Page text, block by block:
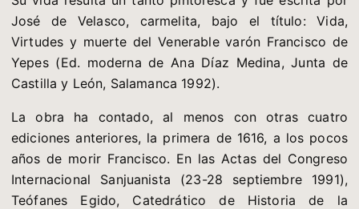
José de Velasco, carmelita, bajo el título: Vida,
Virtudes y muerte del Venerable varón Francisco de
Yepes (Ed. moderna de Ana Díaz Medina, Junta de
Castilla y León, Salamanca 1992).
La obra ha contado, al menos con otras cuatro
ediciones anteriores, la primera de 1616, a los pocos
años de morir Francisco. En las Actas del Congreso
Internacional Sanjuanista (23-28 septiembre 1991),
Teófanes Egido, Catedrático de Historia de la